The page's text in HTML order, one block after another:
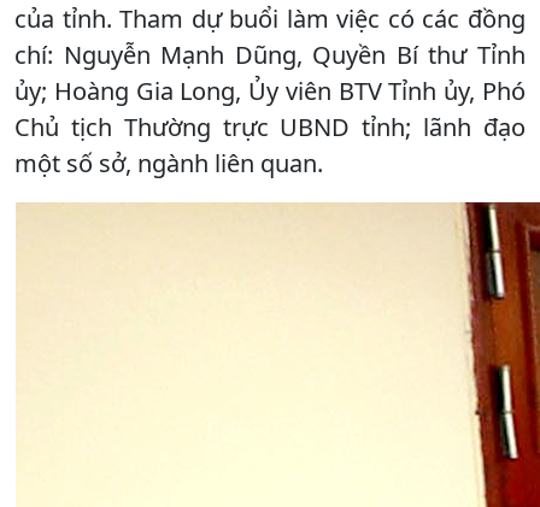
của tỉnh. Tham dự buổi làm việc có các đồng
chí: Nguyễn Mạnh Dũng, Quyền Bí thư Tỉnh
ủy; Hoàng Gia Long, Ủy viên BTV Tỉnh ủy, Phó
Chủ tịch Thường trực UBND tỉnh; lãnh đạo
một số sở, ngành liên quan.